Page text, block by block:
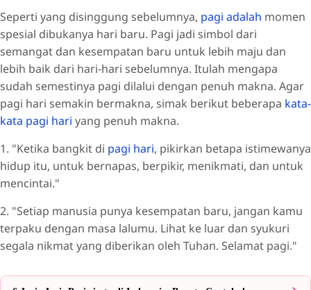
Seperti yang disinggung sebelumnya, pagi adalah momen
spesial dibukanya hari baru. Pagi jadi simbol dari
semangat dan kesempatan baru untuk lebih maju dan
lebih baik dari hari-hari sebelumnya. Itulah mengapa
sudah semestinya pagi dilalui dengan penuh makna. Agar
pagi hari semakin bermakna, simak berikut beberapa kata-
kata pagi hari yang penuh makna.
1. "Ketika bangkit di pagi hari, pikirkan betapa istimewanya
hidup itu, untuk bernapas, berpikir, menikmati, dan untuk
mencintai."
2. "Setiap manusia punya kesempatan baru, jangan kamu
terpaku dengan masa lalumu. Lihat ke luar dan syukuri
segala nikmat yang diberikan oleh Tuhan. Selamat pagi."